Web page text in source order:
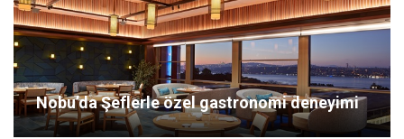
Nobu’da Şeflerle özel gastronomi deneyimi